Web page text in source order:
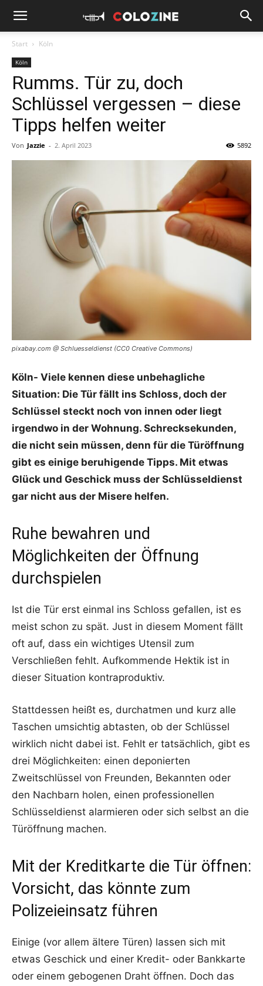
Start Köln
Köln
Rumms. Tür zu, doch
Schlüssel vergessen – diese
Tipps helfen weiter
Von Jazzie - 2. April 2023 5892
pixabay.com @ Schluesseldienst (CC0 Creative Commons)
Köln- Viele kennen diese unbehagliche
Situation: Die Tür fällt ins Schloss, doch der
Schlüssel steckt noch von innen oder liegt
irgendwo in der Wohnung. Schrecksekunden,
die nicht sein müssen, denn für die Türöffnung
gibt es einige beruhigende Tipps. Mit etwas
Glück und Geschick muss der Schlüsseldienst
gar nicht aus der Misere helfen.
Ruhe bewahren und
Möglichkeiten der Öffnung
durchspielen
Ist die Tür erst einmal ins Schloss gefallen, ist es
meist schon zu spät. Just in diesem Moment fällt
oft auf, dass ein wichtiges Utensil zum
Verschließen fehlt. Aufkommende Hektik ist in
dieser Situation kontraproduktiv.
Stattdessen heißt es, durchatmen und kurz alle
Taschen umsichtig abtasten, ob der Schlüssel
wirklich nicht dabei ist. Fehlt er tatsächlich, gibt es
drei Möglichkeiten: einen deponierten
Zweitschlüssel von Freunden, Bekannten oder
den Nachbarn holen, einen professionellen
Schlüsseldienst alarmieren oder sich selbst an die
Türöffnung machen.
Mit der Kreditkarte die Tür öffnen:
Vorsicht, das könnte zum
Polizeieinsatz führen
Einige (vor allem ältere Türen) lassen sich mit
etwas Geschick und einer Kredit- oder Bankkarte
oder einem gebogenen Draht öffnen. Doch das